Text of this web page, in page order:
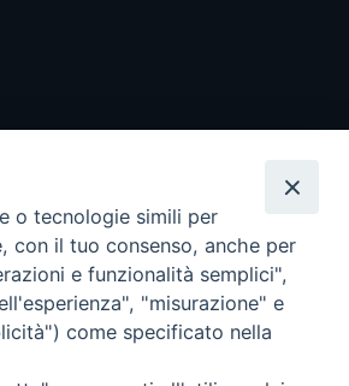
- Tutti i diritti riservati - Vita
o tecnologie simili per
con il tuo consenso, anche per
e funzionalità semplici",
"misurazione" e
come specificato nella